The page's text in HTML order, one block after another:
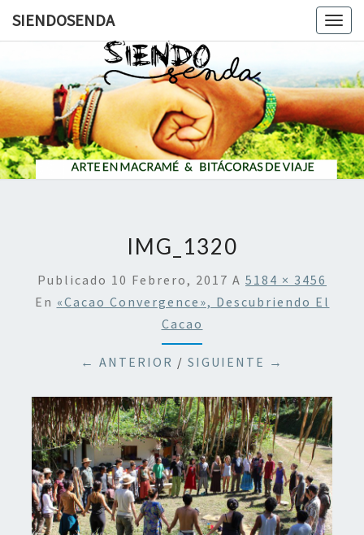
SIENDOSENDA
IMG_1320
Publicado 10 Febrero, 2017 A 5184 × 3456
En «Cacao Convergence», Descubriendo El
Cacao
← ANTERIOR / SIGUIENTE →